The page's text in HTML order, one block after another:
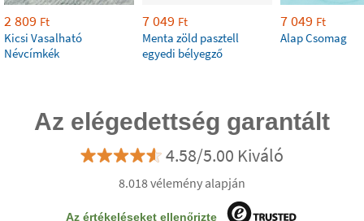
2 809 Ft
Kicsi Vasalható
Névcímkék
7 049 Ft
Menta zöld pasztell
egyedi bélyegző
7 049 Ft
Alap Csomag
Az elégedettség garantált
4.58/5.00 Kiváló
8.018 vélemény alapján
Az értékeléseket ellenőrizte